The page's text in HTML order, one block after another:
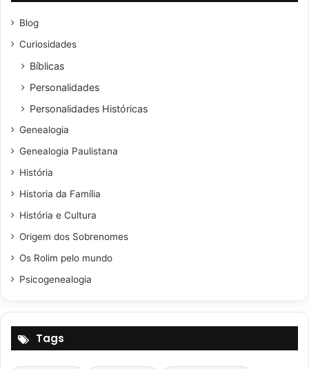
Blog
Curiosidades
Bíblicas
Personalidades
Personalidades Históricas
Genealogia
Genealogia Paulistana
História
Historia da Família
História e Cultura
Origem dos Sobrenomes
Os Rolim pelo mundo
Psicogenealogia
Tags